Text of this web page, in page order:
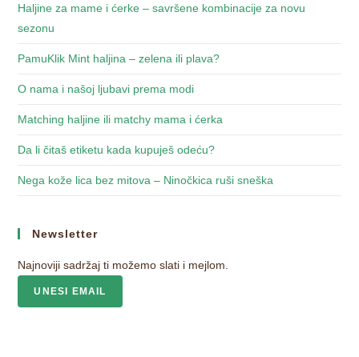
Haljine za mame i ćerke – savršene kombinacije za novu
sezonu
PamuKlik Mint haljina – zelena ili plava?
O nama i našoj ljubavi prema modi
Matching haljine ili matchy mama i ćerka
Da li čitaš etiketu kada kupuješ odeću?
Nega kože lica bez mitova – Ninočkica ruši sneška
Newsletter
Najnoviji sadržaj ti možemo slati i mejlom.
UNESI EMAIL